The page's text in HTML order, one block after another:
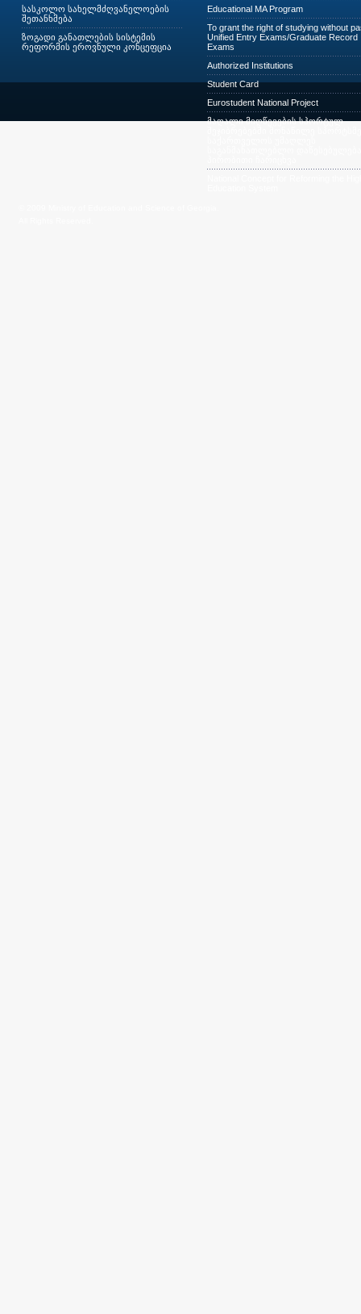
სასკოლო სახელმძღვანელოების
შეთანხმება
ზოგადი განათლების სისტემის
რეფორმის ეროვნული კონცეფცია
Educational MA Program
To grant the right of studying without
Unified Entry Exams/Graduate Record
Exams
Authorized Institutions
Student Card
Eurostudent National Project
მაღალი მიღწევების სპორტულ